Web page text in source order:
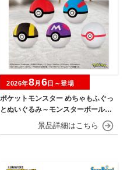
ポケットモンスター めちゃもふぐっ
とぬいぐるみ～モンスターボール・
スーパーボール・ハイパーボール・
マスターボール・プレミアボール～
2026年8月 6日～登場